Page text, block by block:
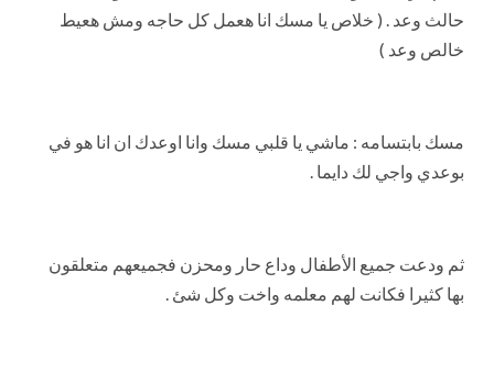
حالث وعد . ( خلاص يا مسك انا هعمل كل حاجه ومش هعيط
خالص وعد )
مسك بابتسامه : ماشي يا قلبي مسك وانا اوعدك ان انا هو في
بوعدي واجي لك دايما .
ثم ودعت جميع الأطفال وداع حار ومحزن فجميعهم متعلقون
بها كثيرا فكانت لهم معلمه واخت وكل شئ .